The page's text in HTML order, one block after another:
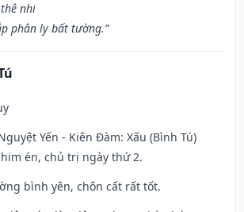
nhi
phân ly bất tường.”
Yến - Kiên Đàm: Xấu (Bình Tú)
én, chủ trị ngày thứ 2.
bình yên, chôn cất rất tốt.